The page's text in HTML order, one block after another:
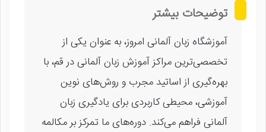
توضیحات بیشتر
آموزشگاه زبان آلمانی امروز، به عنوان یکی از
تخصصی‌ترین مراکز آموزش زبان آلمانی در قم، با
بهره‌گیری از اساتید مجرب و روش‌های نوین
آموزشی، محیطی کاربردی برای یادگیری زبان
آلمانی فراهم می‌کند. دوره‌های ما تمرکز بر مکالمه